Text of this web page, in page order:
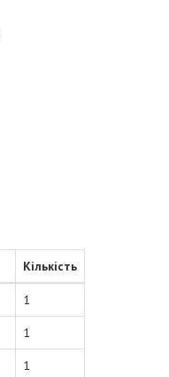
Кількість
1
1
1